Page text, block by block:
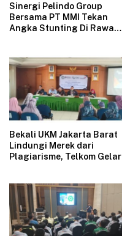
Sinergi Pelindo Group
Bersama PT MMI Tekan
Angka Stunting Di Rawa
Bekali UKM Jakarta Barat
Lindungi Merek dari
Plagiarisme, Telkom Gelar